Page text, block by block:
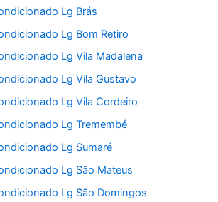
Lg Brás
Lg Bom Retiro
Lg Vila Madalena
Lg Vila Gustavo
Lg Vila Cordeiro
Lg Tremembé
Lg Sumaré
Lg São Mateus
Lg São Domingos